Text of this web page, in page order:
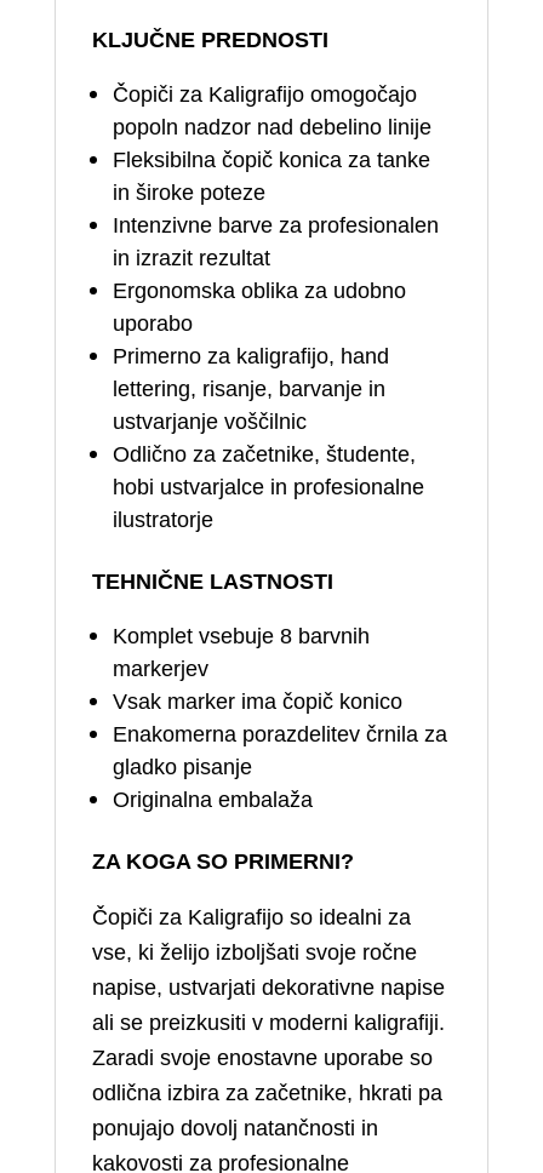
KLJUČNE PREDNOSTI
Čopiči za Kaligrafijo omogočajo
popoln nadzor nad debelino linije
Fleksibilna čopič konica za tanke
in široke poteze
Intenzivne barve za profesionalen
in izrazit rezultat
Ergonomska oblika za udobno
uporabo
Primerno za kaligrafijo, hand
lettering, risanje, barvanje in
ustvarjanje voščilnic
Odlično za začetnike, študente,
hobi ustvarjalce in profesionalne
ilustratorje
TEHNIČNE LASTNOSTI
Komplet vsebuje 8 barvnih
markerjev
Vsak marker ima čopič konico
Enakomerna porazdelitev črnila za
gladko pisanje
Originalna embalaža
ZA KOGA SO PRIMERNI?
Čopiči za Kaligrafijo so idealni za
vse, ki želijo izboljšati svoje ročne
napise, ustvarjati dekorativne napise
ali se preizkusiti v moderni kaligrafiji.
Zaradi svoje enostavne uporabe so
odlična izbira za začetnike, hkrati pa
ponujajo dovolj natančnosti in
kakovosti za profesionalne